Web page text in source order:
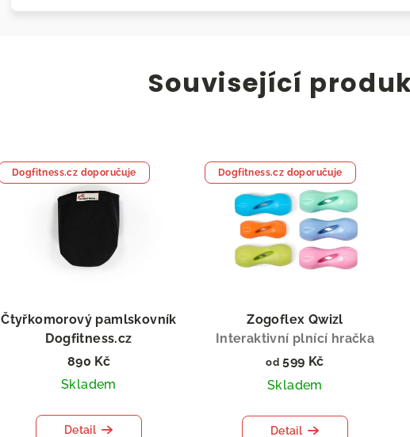
Související
Dogfitness.cz doporučuje
Čtyřkomorový pamlskovník
Dogfitness.cz
890 Kč
Skladem
Detail
Dogfitness.cz doporučuje
Zogoflex Qwizl
Interaktivní plnící hračka
od599 Kč
Skladem
Detail